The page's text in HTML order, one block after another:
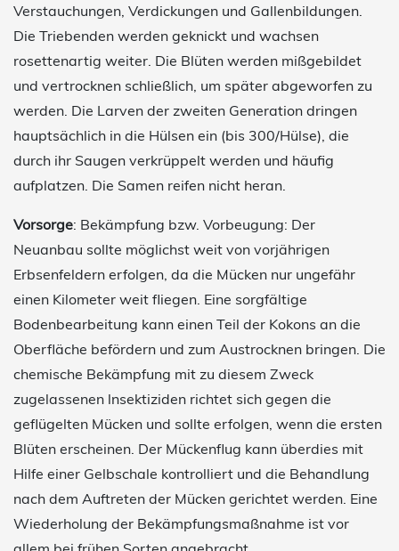
Verstauchungen, Verdickungen und Gallenbildungen.
Die Triebenden werden geknickt und wachsen
rosettenartig weiter. Die Blüten werden mißgebildet
und vertrocknen schließlich, um später abgeworfen zu
werden. Die Larven der zweiten Generation dringen
hauptsächlich in die Hülsen ein (bis 300/Hülse), die
durch ihr Saugen verkrüppelt werden und häufig
aufplatzen. Die Samen reifen nicht heran.
Vorsorge: Bekämpfung bzw. Vorbeugung: Der
Neuanbau sollte möglichst weit von vorjährigen
Erbsenfeldern erfolgen, da die Mücken nur ungefähr
einen Kilometer weit fliegen. Eine sorgfältige
Bodenbearbeitung kann einen Teil der Kokons an die
Oberfläche befördern und zum Austrocknen bringen. Die
chemische Bekämpfung mit zu diesem Zweck
zugelassenen lnsektiziden richtet sich gegen die
geflügelten Mücken und sollte erfolgen, wenn die ersten
Blüten erscheinen. Der Mückenflug kann überdies mit
Hilfe einer Gelbschale kontrolliert und die Behandlung
nach dem Auftreten der Mücken gerichtet werden. Eine
Wiederholung der Bekämpfungsmaßnahme ist vor